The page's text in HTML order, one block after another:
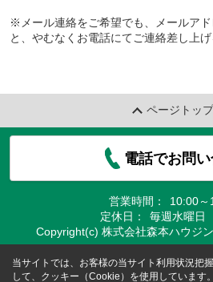
※メール連絡をご希望でも、メールア
と、やむなくお電話にてご連絡差し上げ
ページトッ
電話でお問
営業時間：
10:00
定休日：
毎週水曜日
Copyright(c) 株式会社森本ハウジ
当サイトでは、お客様の当サイト利用状況把
して、クッキー（Cookie）を使用しています。